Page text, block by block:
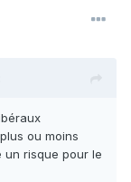
plutôt que de
type
rien de moins
perdu et que
faux et détruit la
pas la
ou moins
risque pour le